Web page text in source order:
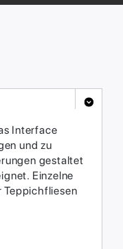
Interface
und zu
gestaltet
Einzelne
Teppichfliesen